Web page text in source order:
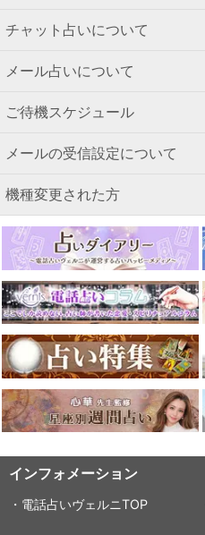
チャット占いについて
メール占いについて
ご待機スケジュール
メールの受信設定について
機種変更された方
インフォメーション
・電話占いヴェルニTOP